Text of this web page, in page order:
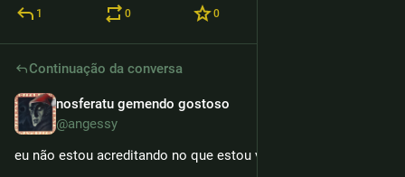
1 0 0
Continuação da conversa
nosferatu gemendo gostoso
@angessy
eu não estou acreditando no que estou vendo, é isso mesmo?